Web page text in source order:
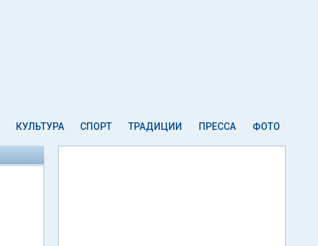
КУЛЬТУРА СПОРТ ТРАДИЦИИ ПРЕССА ФОТО